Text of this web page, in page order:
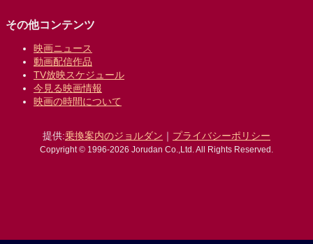
その他コンテンツ
映画ニュース
動画配信作品
TV放映スケジュール
今見る映画情報
映画の時間について
提供:乗換案内のジョルダン ｜ プライバシーポリシー
Copyright © 1996-2026 Jorudan Co.,Ltd. All Rights Reserved.